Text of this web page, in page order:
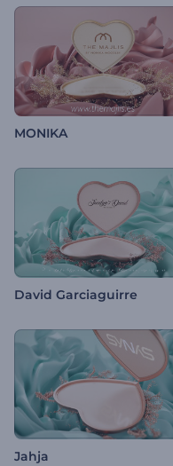
MONIKA
David Garciaguirre
Jahja